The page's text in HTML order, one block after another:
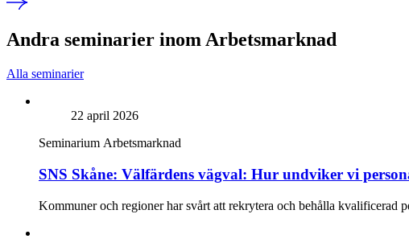
Andra seminarier inom Arbetsmarknad
Alla seminarier
22 april 2026
Seminarium Arbetsmarknad
SNS Skåne: Välfärdens vägval: Hur undviker vi
Kommuner och regioner har svårt att rekrytera och behålla kvalificerad